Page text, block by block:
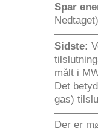
Spar
Nedtaget)
Sidste:
målt i
Det
gas)
Der er